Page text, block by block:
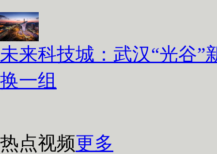
未来科技城：武汉“光谷”
换一组
热点视频更多